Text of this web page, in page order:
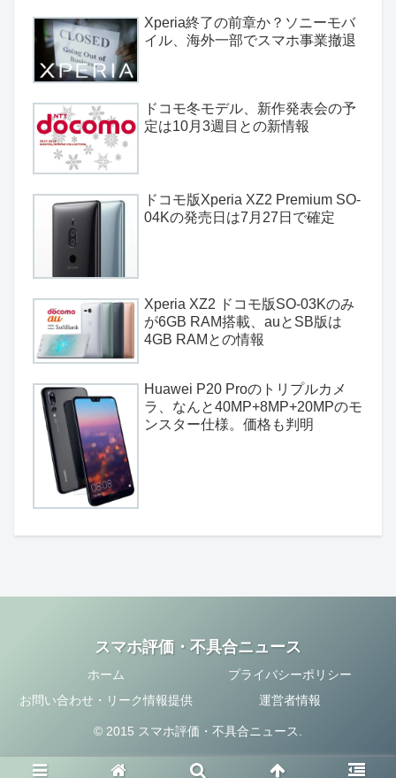
Xperia終了の前章か？ソニーモバ
イル、海外一部でスマホ事業撤退
ドコモ冬モデル、新作発表会の予
定は10月3週目との新情報
ドコモ版Xperia XZ2 Premium SO-
04Kの発売日は7月27日で確定
Xperia XZ2 ドコモ版SO-03Kのみ
が6GB RAM搭載、auとSB版は
4GB RAMとの情報
Huawei P20 Proのトリプルカメ
ラ、なんと40MP+8MP+20MPのモ
ンスター仕様。価格も判明
スマホ評価・不具合ニュース
ホーム
プライバシーポリシー
お問い合わせ・リーク情報提供
運営者情報
© 2015 スマホ評価・不具合ニュース.